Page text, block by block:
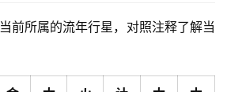
前所属的流年行星，对照注释了解当